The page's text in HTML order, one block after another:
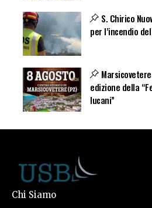
S. Chirico
per l’incendio
edizione della
lucani”
Chi Siamo